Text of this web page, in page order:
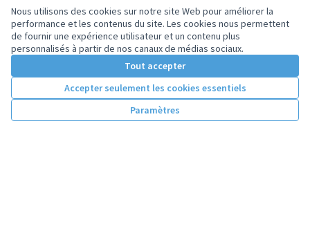
Nous utilisons des cookies sur notre site Web pour améliorer la
performance et les contenus du site. Les cookies nous permettent
de fournir une expérience utilisateur et un contenu plus
personnalisés à partir de nos canaux de médias sociaux.
Tout accepter
Accepter seulement les cookies essentiels
Paramètres